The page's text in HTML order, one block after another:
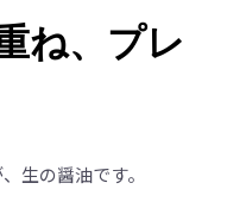
ね、プレ
生の醤油です。